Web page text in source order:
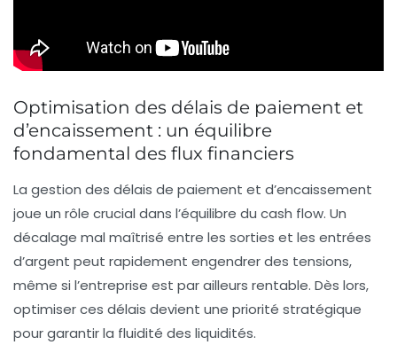
Optimisation des délais de paiement et
d’encaissement : un équilibre
fondamental des flux financiers
La gestion des délais de paiement et d’encaissement
joue un rôle crucial dans l’équilibre du cash flow. Un
décalage mal maîtrisé entre les sorties et les entrées
d’argent peut rapidement engendrer des tensions,
même si l’entreprise est par ailleurs rentable. Dès lors,
optimiser ces délais devient une priorité stratégique
pour garantir la fluidité des liquidités.